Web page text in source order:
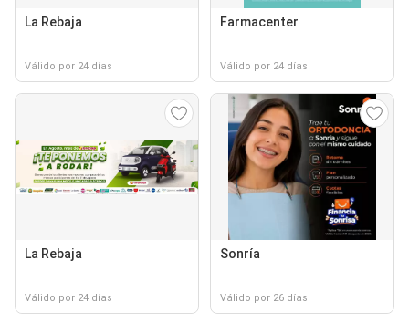
La Rebaja
Válido por 24 días
Farmacenter
Válido por 24 días
La Rebaja
Válido por 24 días
Sonría
Válido por 26 días